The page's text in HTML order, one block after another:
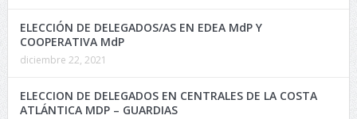
ELECCIÓN DE DELEGADOS/AS EN EDEA MdP Y
COOPERATIVA MdP
diciembre 22, 2021
ELECCION DE DELEGADOS EN CENTRALES DE LA COSTA
ATLÁNTICA MDP – GUARDIAS